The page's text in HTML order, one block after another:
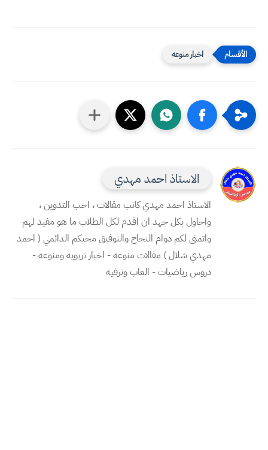
اخبار منوعه
الاستاذ احمد مهدي
الاستاذ احمد مهدي كاتب مقالات ، احب التدوين ،
واحاول بكل جهد ان اقدم لكل الطلاب ما هو مفيد لهم
واتمنى لكم دوام النجاح والتوفيق محبكم الدائمي ( احمد
مهدي شلال ) مقالات منوعه - اخبار تربويه ومنوعه -
دروس رياضيات - العاب وترفيه